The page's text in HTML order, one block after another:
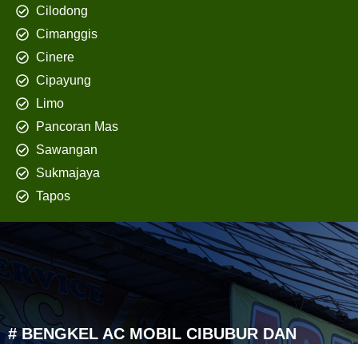
Cilodong
Cimanggis
Cinere
Cipayung
Limo
Pancoran Mas
Sawangan
Sukmajaya
Tapos
# BENGKEL AC MOBIL CIBUBUR DAN